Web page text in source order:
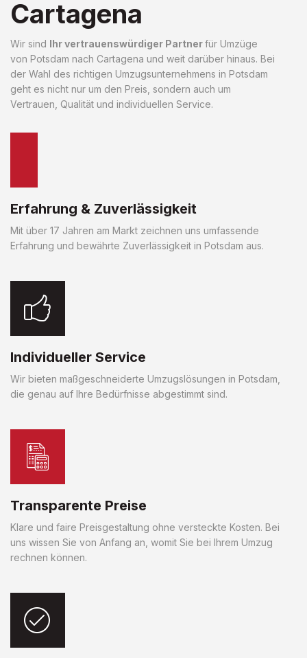
Cartagena
Wir sind Ihr vertrauenswürdiger Partnerfür Umzüge
von Potsdam nach Cartagena und weit darüber hinaus. Bei
der Wahl des richtigen Umzugsunternehmens in Potsdam
geht es nicht nur um den Preis, sondern auch um
Vertrauen, Qualität und individuellen Service.
Erfahrung & Zuverlässigkeit
Mit über 17 Jahren am Markt zeichnen uns umfassende
Erfahrung und bewährte Zuverlässigkeit in Potsdam aus.
Individueller Service
Wir bieten maßgeschneiderte Umzugslösungen in Potsdam,
die genau auf Ihre Bedürfnisse abgestimmt sind.
Transparente Preise
Klare und faire Preisgestaltung ohne versteckte Kosten. Bei
uns wissen Sie von Anfang an, womit Sie bei Ihrem Umzug
rechnen können.